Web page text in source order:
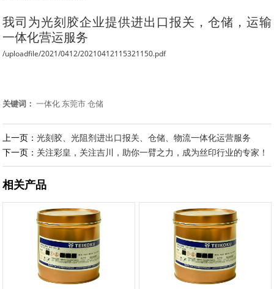
我司为光刻胶企业提供进出口报关，仓储，运输
一体化营运服务
/uploadfile/2021/0412/20210412115321150.pdf
关键词： 一体化 东莞市仓储
上一页：光刻胶、光阻剂进出口报关、仓储、物流一体化运营服务
下一页： 关注彩皇，关注吉川，助你一臂之力，成为丝印行业的专家！
相关产品